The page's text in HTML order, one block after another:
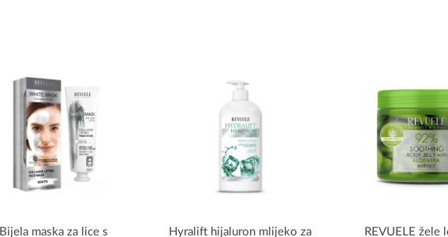
Bijela maska za lice s
Hyralift hijaluron mlijeko za
REVUELE žele